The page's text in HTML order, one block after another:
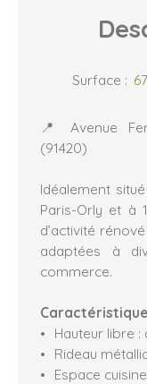
Surface :
📍 Avenue
(91420)
Idéalement
Paris-Orly et à
d’activité
adaptées à
commerce.
Hauteur libre :
Rideau
Espace